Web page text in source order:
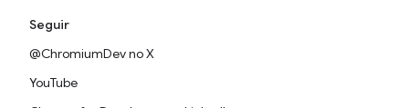
Seguir
@ChromiumDev no X
YouTube